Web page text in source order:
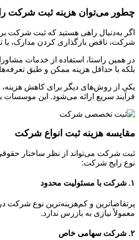
چطور می‌توان هزینه ثبت شرکت
اگر به‌دنبال راهی هستید که ثبت شرکت
شرکت، ناقص بارگذاری کردن مدارک، یا
در همین راستا، استفاده از خدمات
بلکه با حداقل هزینه ممکن و طبق
یکی از روش‌های دیگر برای کاهش
فرآیند سریع ارائه می‌شود. این موسسات
مقایسه هزینه ثبت انواع شرکت
ثبت شرکت می‌تواند از نظر ساختار
نوع رایج شرکت:
۱. شرکت با مسئولیت محدود
پرتقاضاترین و کم‌هزینه‌ترین نوع شرکت
معمولاً نیازی به بازرس ندارد.
۲. شرکت سهامی خاص